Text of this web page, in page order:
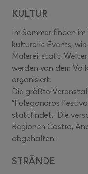
KULTUR
Im Sommer finden
kulturelle Events,
Malerei, statt.
werden von dem
organisiert.
Die größte
"Folegandros
stattfindet. Die
Regionen Castro,
abgehalten.
STRÄNDE